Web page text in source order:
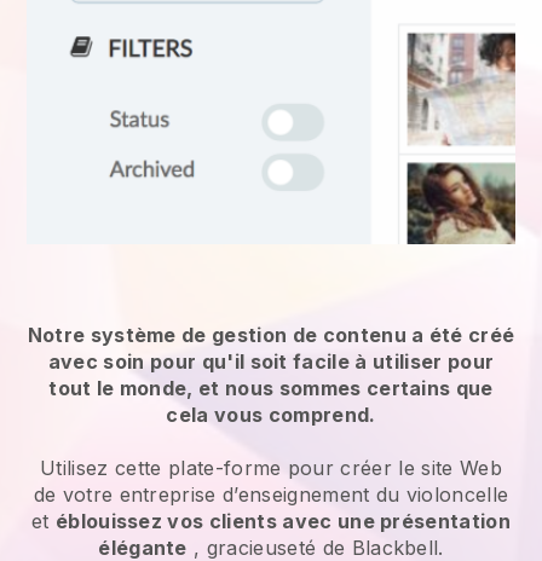
Notre système de gestion de contenu a été créé
avec soin pour qu'il soit facile à utiliser pour
tout le monde, et nous sommes certains que
cela vous comprend.
Utilisez cette plate-forme pour créer le site Web
de votre entreprise d’enseignement du violoncelle
et éblouissez vos clients avec une présentation
élégante , gracieuseté de Blackbell.